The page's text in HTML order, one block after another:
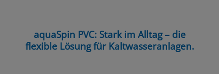
aquaSpin PVC: Stark im Alltag – die
flexible Lösung für Kaltwasseranlagen.